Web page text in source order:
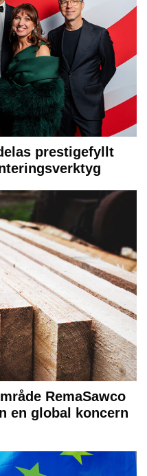
prestigefyllt
RemaSawco
en global koncern